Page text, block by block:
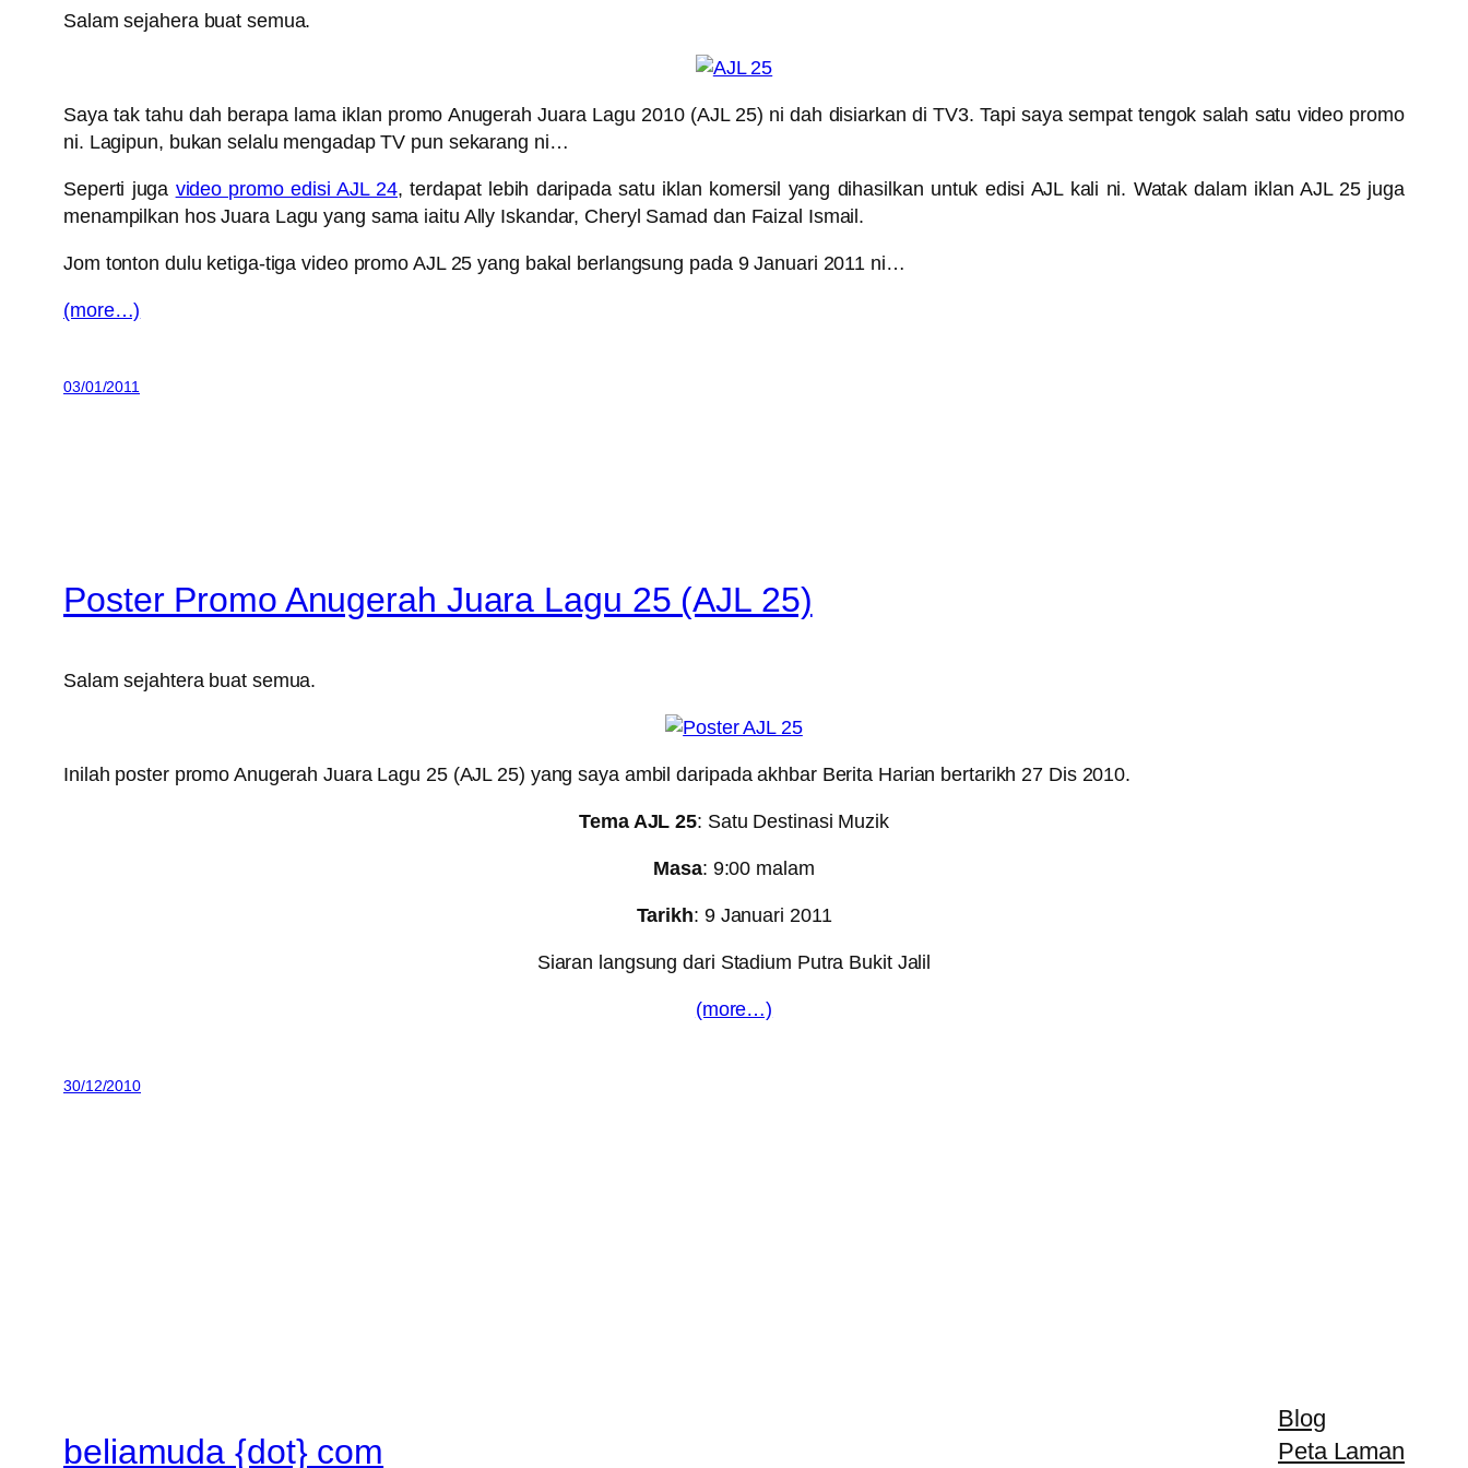
Salam sejahera buat semua.
Saya tak tahu dah berapa lama iklan promo Anugerah Juara Lagu 2010 (AJL 25) ni dah disiarkan di TV3. Tapi saya sempat tengok salah satu video promo
ni. Lagipun, bukan selalu mengadap TV pun sekarang ni…
Seperti juga video promo edisi AJL 24, terdapat lebih daripada satu iklan komersil yang dihasilkan untuk edisi AJL kali ni. Watak dalam iklan AJL 25 juga
menampilkan hos Juara Lagu yang sama iaitu Ally Iskandar, Cheryl Samad dan Faizal Ismail.
Jom tonton dulu ketiga-tiga video promo AJL 25 yang bakal berlangsung pada 9 Januari 2011 ni…
(more…)
03/01/2011
Poster Promo Anugerah Juara Lagu 25 (AJL 25)
Salam sejahtera buat semua.
Inilah poster promo Anugerah Juara Lagu 25 (AJL 25) yang saya ambil daripada akhbar Berita Harian bertarikh 27 Dis 2010.
Tema AJL 25: Satu Destinasi Muzik
Masa: 9:00 malam
Tarikh: 9 Januari 2011
Siaran langsung dari Stadium Putra Bukit Jalil
(more…)
30/12/2010
beliamuda {dot} com
Blog
Peta Laman